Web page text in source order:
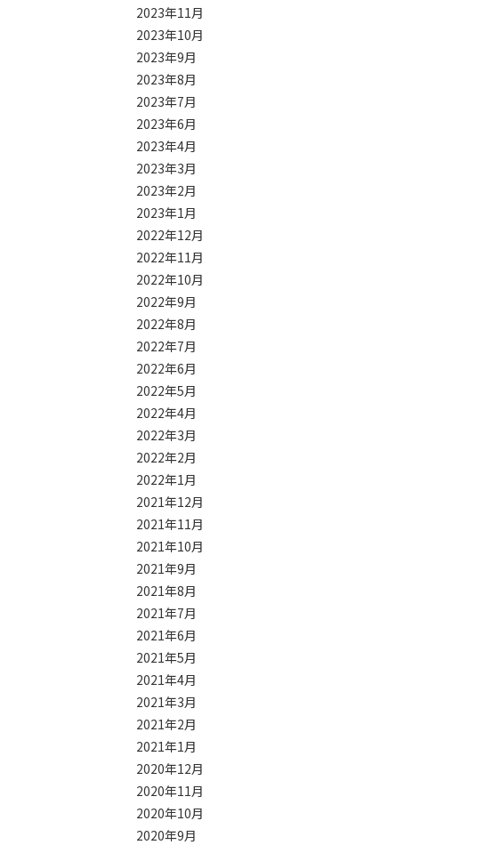
2023年11月
2023年10月
2023年9月
2023年8月
2023年7月
2023年6月
2023年4月
2023年3月
2023年2月
2023年1月
2022年12月
2022年11月
2022年10月
2022年9月
2022年8月
2022年7月
2022年6月
2022年5月
2022年4月
2022年3月
2022年2月
2022年1月
2021年12月
2021年11月
2021年10月
2021年9月
2021年8月
2021年7月
2021年6月
2021年5月
2021年4月
2021年3月
2021年2月
2021年1月
2020年12月
2020年11月
2020年10月
2020年9月